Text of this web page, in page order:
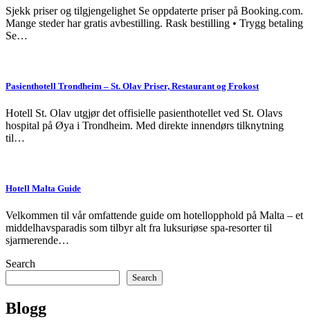
Sjekk priser og tilgjengelighet Se oppdaterte priser på Booking.com.
Mange steder har gratis avbestilling. Rask bestilling • Trygg betaling
Se…
Pasienthotell Trondheim – St. Olav Priser, Restaurant og Frokost
Hotell St. Olav utgjør det offisielle pasienthotellet ved St. Olavs
hospital på Øya i Trondheim. Med direkte innendørs tilknytning
til…
Hotell Malta Guide
Velkommen til vår omfattende guide om hotellopphold på Malta – et
middelhavsparadis som tilbyr alt fra luksuriøse spa-resorter til
sjarmerende…
Search
Search
Blogg